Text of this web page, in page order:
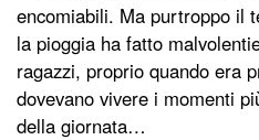
encomiabili. Ma purtroppo il
la pioggia ha fatto
ragazzi, proprio quando era
dovevano vivere i momenti
della giornata…